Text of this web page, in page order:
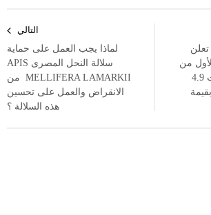
من
عام 2025 بإيرادات بلغت 4.9
التالي
لماذا يجب العمل على حماية
سلالة النحل المصرى APIS
MELLIFERA LAMARKII من
الانقراض والعمل على تحسين
هذه السلالة ؟